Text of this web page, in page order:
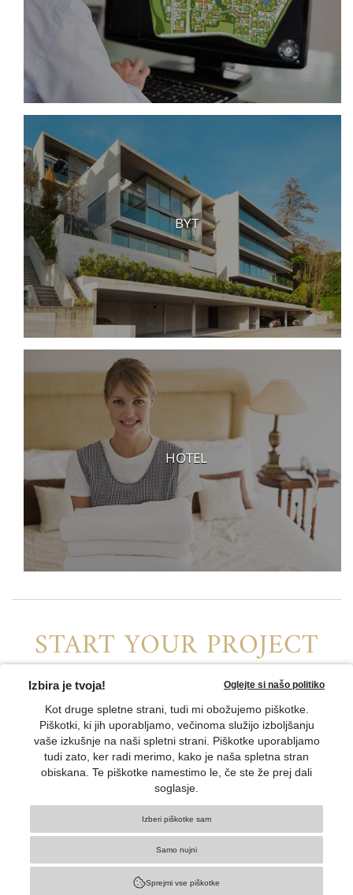
BYT
HOTEL
START YOUR PROJECT
CONTACT US
CONNECT WITH US
© TELETASK Privacy statement